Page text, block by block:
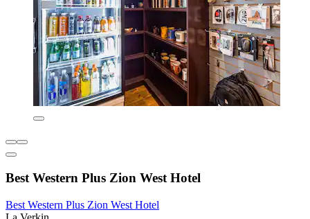
Best Western Plus Zion West Hotel
Best Western Plus Zion West Hotel